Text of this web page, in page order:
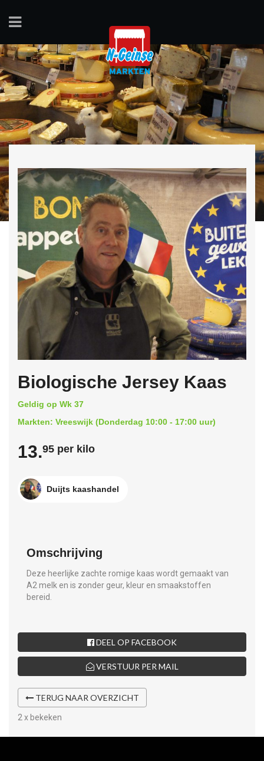
Biologische Jersey Kaas
Geldig op Wk 37
Markten: Vreeswijk (Donderdag 10:00 - 17:00 uur)
13.95 per kilo
Duijts kaashandel
Omschrijving
Deze heerlijke zachte romige kaas wordt gemaakt van
A2 melk en is zonder geur, kleur en smaakstoffen
bereid.
DEEL OP FACEBOOK
VERSTUUR PER MAIL
TERUG NAAR OVERZICHT
2 x bekeken